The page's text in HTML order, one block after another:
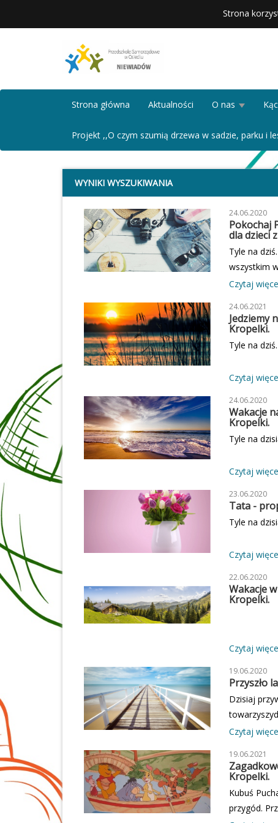
Strona
Strona główna Aktualności O nas
Projekt ,,O czym szumią drzewa w sadzie, parku i
WYNIKI WYSZUKIWANIA
24.06.2020
Pokochaj
dla dzieci
Tyle na
wszystkim
zobaczenia
Czytaj
24.06.2021
Jedziemy
Kropelki.
Tyle na
Czytaj
24.06.2020
Wakacje
Kropelki.
Tyle na
Czytaj
23.06.2020
Tata -
Tyle na
Czytaj
22.06.2020
Wakacje
Kropelki.
Czytaj
19.06.2020
Przyszło
Dzisiaj
wakacjami,
swojej
nóżkami w
okno. -
Właśnie
Czytaj
19.06.2021
Kropelki.
Kubuś
przygód.